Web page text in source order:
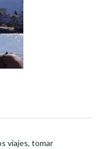
viajes, tomar